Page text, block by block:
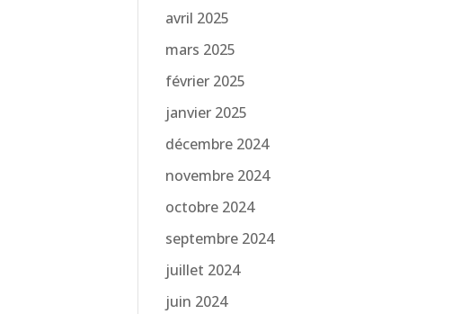
avril 2025
mars 2025
février 2025
janvier 2025
décembre 2024
novembre 2024
octobre 2024
septembre 2024
juillet 2024
juin 2024